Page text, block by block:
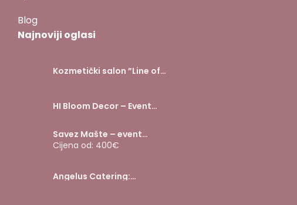
Blog
Najnoviji oglasi
Kozmetički salon ”Line of
HI Bloom Decor – Event
Savez Mašte – event
styling
Cijena od: 400€
Angelus Catering: